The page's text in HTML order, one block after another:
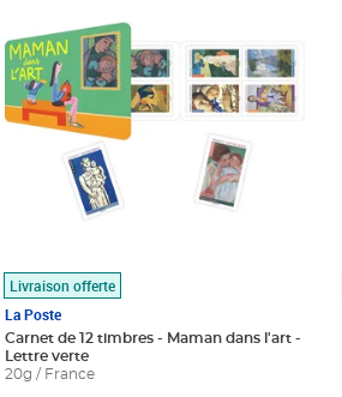
Livraison offerte
La Poste
Carnet de 12 timbres - Maman dans l'art -
Lettre verte
20g / France